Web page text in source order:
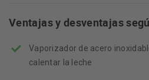
Ventajas y desventajas
Vaporizador de acero
calentar la leche